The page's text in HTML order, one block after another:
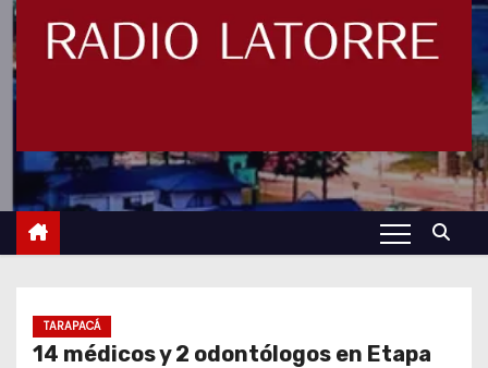
TARAPACÁ
14 médicos y 2 odontólogos en Etapa